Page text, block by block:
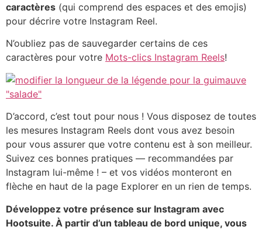
caractères (qui comprend des espaces et des emojis)
pour décrire votre Instagram Reel.
N’oubliez pas de sauvegarder certains de ces
caractères pour votre Mots-clics Instagram Reels!
D’accord, c’est tout pour nous ! Vous disposez de toutes
les mesures Instagram Reels dont vous avez besoin
pour vous assurer que votre contenu est à son meilleur.
Suivez ces bonnes pratiques — recommandées par
Instagram lui-même ! – et vos vidéos monteront en
flèche en haut de la page Explorer en un rien de temps.
Développez votre présence sur Instagram avec
Hootsuite. À partir d’un tableau de bord unique, vous